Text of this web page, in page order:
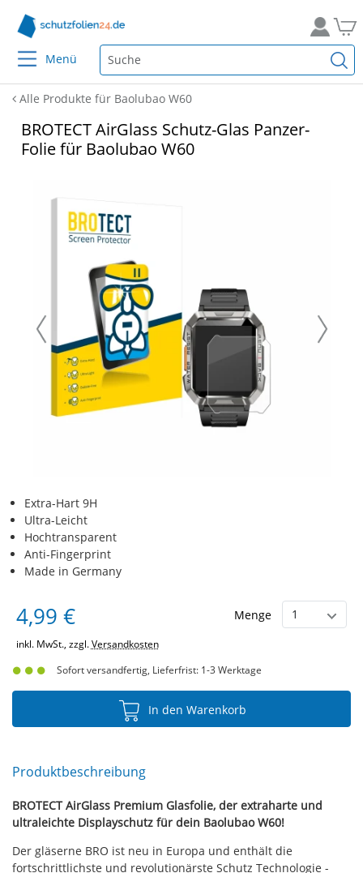
Menü
Alle Produkte für Baolubao W60
BROTECT AirGlass Schutz-Glas Panzer-
Folie für Baolubao W60
Extra-Hart 9H
Ultra-Leicht
Hochtransparent
Anti-Fingerprint
Made in Germany
4,99 € Menge
inkl. MwSt., zzgl.Versandkosten
Sofort versandfertig, Lieferfrist: 1-3 Werktage
In den Warenkorb
Produktbeschreibung
BROTECT AirGlass Premium Glasfolie, der extraharte und
ultraleichte Displayschutz für dein Baolubao W60!
Der gläserne BRO ist neu in Europa und enthält die
fortschrittlichste und revolutionärste Schutz Technologie -